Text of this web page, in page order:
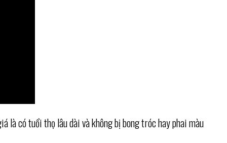
là có tuổi thọ lâu dài và không bị bong tróc hay phai màu